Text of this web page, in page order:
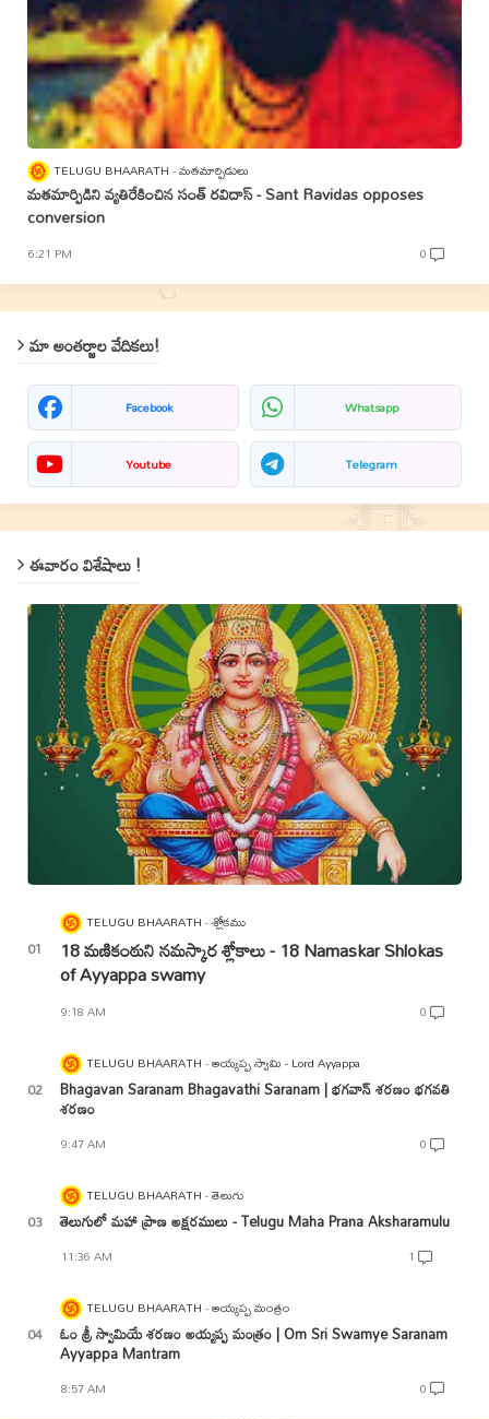
TELUGU BHAARATH మతమార్పిడులు
మతమార్పిడిని వ్యతిరేకించిన సంత్‌ రవిదాస్‌ - Sant Ravidas opposes
conversion
6:21 PM 0
మా అంతర్జాల వేదికలు!
Facebook Whatsapp
Youtube Telegram
ఈవారం విశేషాలు !
TELUGU BHAARATH శ్లోకము
18 మణికంఠుని నమస్కార శ్లోకాలు - 18 Namaskar Shlokas
of Ayyappa swamy
9:18 AM 0
TELUGU BHAARATH అయ్యప్ప స్వామి - Lord Ayyappa
Bhagavan Saranam Bhagavathi Saranam | భగవాన్ శరణం భగవతి
శరణం
9:47 AM 0
TELUGU BHAARATH తెలుగు
తెలుగులో మహా ప్రాణ అక్షరములు - Telugu Maha Prana Aksharamulu
11:36 AM 1
TELUGU BHAARATH అయ్యప్ప మంత్రం
ఓం శ్రీ స్వామియే శరణం అయ్యప్ప మంత్రం | Om Sri Swamye Saranam
Ayyappa Mantram
8:57 AM 0